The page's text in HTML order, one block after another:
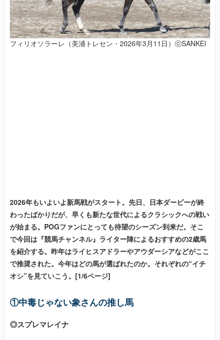
フィリオソラーレ（美浦トレセン・2026年3月11日）ⓒSANKEI
2026年もいよいよ新馬戦がスタート。先日、日本ダービーが終
わったばかりだが、早くも新たな世代によるクラシックへの戦い
が始まる。POGファンにとっても待望のシーズン到来だ。そこ
で今回は『競馬チャンネル』ライター陣によるおすすめの2歳馬
を紹介する。昨年はライヒスアドラーやアウダーシアなどがここ
で推奨された。今年はどの馬が選ばれたのか。それぞれの“イチ
オシ”を見ていこう。[1/6ページ]
①中毒じゃない象さんの推し馬
◎スプレマレイナ